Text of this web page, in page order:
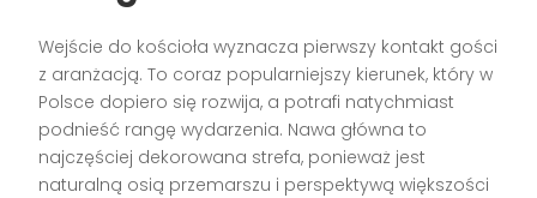
Wejście do kościoła wyznacza pierwszy kontakt gości
z aranżacją. To coraz popularniejszy kierunek, który w
Polsce dopiero się rozwija, a potrafi natychmiast
podnieść rangę wydarzenia. Nawa główna to
najczęściej dekorowana strefa, ponieważ jest
naturalną osią przemarszu i perspektywą większości